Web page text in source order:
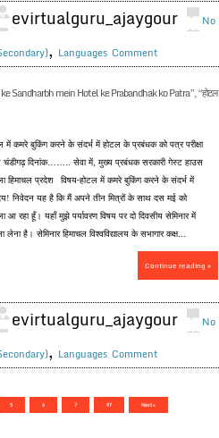
evirtualguru_ajaygour
, Languages
No
Comment
Sandharbh mein Hotel ke Prabandhak ko Patra”, “होटल
में कमरे बुकिंग करने के संदर्भ में होटल के प्रबंधक को पत्र परीक्षा
चंडीगढ़ दिनांक…….. सेवा में, मुख्य प्रबंधक सरकारी गेस्ट हाउस
हिमाचल प्रदेश विषय–होटल में कमरे बुकिंग करने के संदर्भ में
निवेदन यह है कि मैं अपने तीन मित्रों के साथ दस मई को
आ रहा हूँ। यहाँ मुझे पर्यावरण विषय पर दो दिवसीय सेमिनार में
लेना है। सेमिनार हिमाचल विश्वविद्यालय के सभागार कक्ष...
Continue reading »
evirtualguru_ajaygour
, Languages
No
Comment
5 6 7 97 Next »